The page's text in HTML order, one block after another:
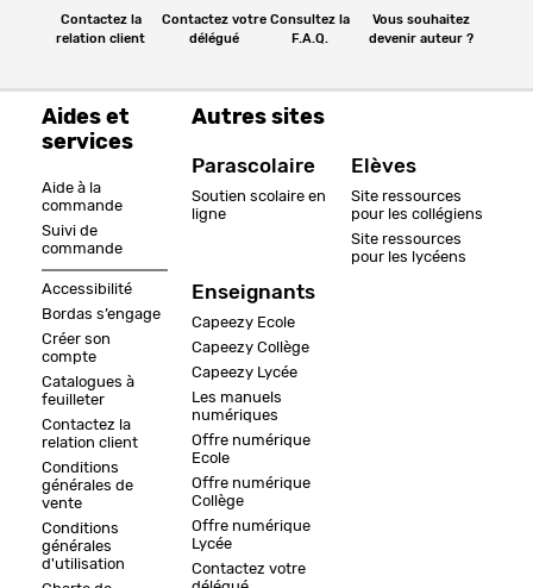
Contactez la
relation client
Contactez votre
délégué
Consultez la
F.A.Q.
Vous souhaitez
devenir auteur ?
Aides et
services
Aide à la
commande
Suivi de
commande
Accessibilité
Bordas s’engage
Créer son
compte
Catalogues à
feuilleter
Contactez la
relation client
Conditions
générales de
vente
Conditions
générales
d'utilisation
Autres sites
Parascolaire
Soutien scolaire en
ligne
Enseignants
Capeezy Ecole
Capeezy Collège
Capeezy Lycée
Les manuels
numériques
Offre numérique
Ecole
Offre numérique
Collège
Offre numérique
Lycée
Contactez votre
Elèves
Site ressources
pour les collégiens
Site ressources
pour les lycéens